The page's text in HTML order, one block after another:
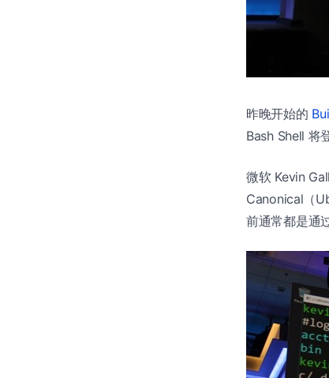
昨晚开始的
Bash Shell 将
微软 Kevin
Canonical（
前通常都是通